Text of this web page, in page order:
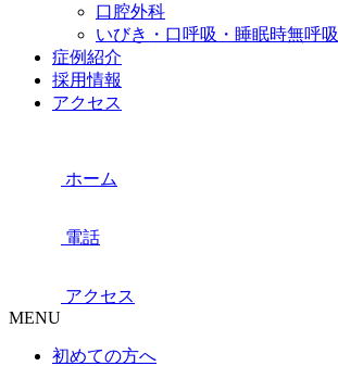
口腔外科
いびき・口呼吸・睡眠時無呼吸
症例紹介
採用情報
アクセス
ホーム
電話
アクセス
MENU
初めての方へ